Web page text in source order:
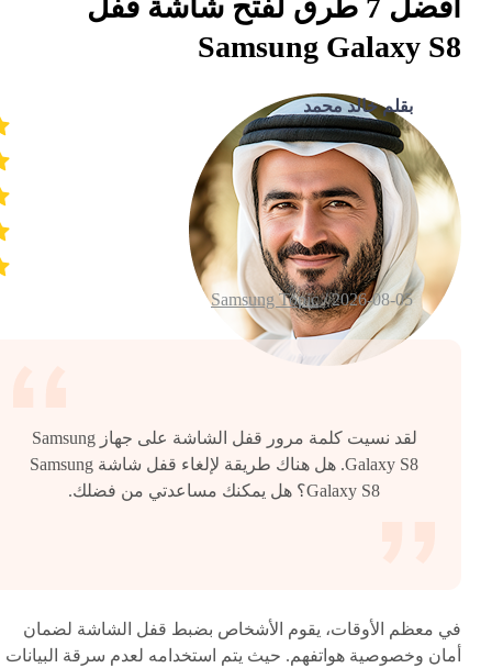
أفضل 7 طرق لفتح شاشة قفل
Samsung Galaxy S8
بقلم خالد محمد
2026-08-05 /
Samsung Topic
لقد نسيت كلمة مرور قفل الشاشة على جهاز Samsung
Galaxy S8. هل هناك طريقة لإلغاء قفل شاشة Samsung
Galaxy S8؟ هل يمكنك مساعدتي من فضلك.
في معظم الأوقات، يقوم الأشخاص بضبط قفل الشاشة لضمان
أمان وخصوصية هواتفهم. حيث يتم استخدامه لعدم سرقة البيانات